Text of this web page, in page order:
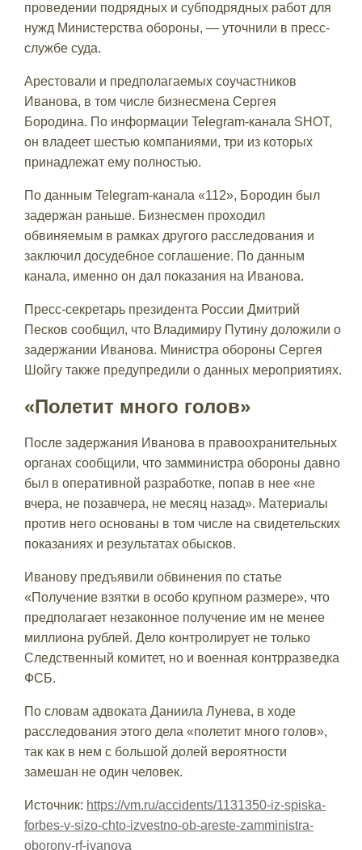
проведении подрядных и субподрядных работ для
нужд Министерства обороны, — уточнили в пресс-
службе суда.
Арестовали и предполагаемых соучастников
Иванова, в том числе бизнесмена Сергея
Бородина. По информации Telegram-канала SHOT,
он владеет шестью компаниями, три из которых
принадлежат ему полностью.
По данным Telegram-канала «112», Бородин был
задержан раньше. Бизнесмен проходил
обвиняемым в рамках другого расследования и
заключил досудебное соглашение. По данным
канала, именно он дал показания на Иванова.
Пресс-секретарь президента России Дмитрий
Песков сообщил, что Владимиру Путину доложили о
задержании Иванова. Министра обороны Сергея
Шойгу также предупредили о данных мероприятиях.
«Полетит много голов»
После задержания Иванова в правоохранительных
органах сообщили, что замминистра обороны давно
был в оперативной разработке, попав в нее «не
вчера, не позавчера, не месяц назад». Материалы
против него основаны в том числе на свидетельских
показаниях и результатах обысков.
Иванову предъявили обвинения по статье
«Получение взятки в особо крупном размере», что
предполагает незаконное получение им не менее
миллиона рублей. Дело контролирует не только
Следственный комитет, но и военная контрразведка
ФСБ.
По словам адвоката Даниила Лунева, в ходе
расследования этого дела «полетит много голов»,
так как в нем с большой долей вероятности
замешан не один человек.
Источник: https://vm.ru/accidents/1131350-iz-spiska-
forbes-v-sizo-chto-izvestno-ob-areste-zamministra-
oborony-rf-ivanova